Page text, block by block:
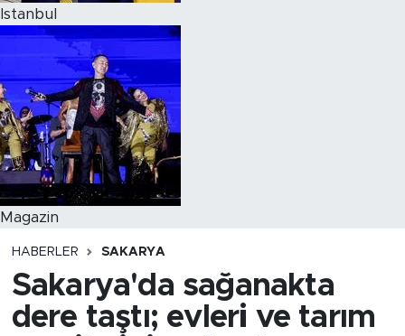
Istanbul
Magazin
HABERLER SAKARYA
Sakarya'da sağanakta
dere taştı; evleri ve tarım